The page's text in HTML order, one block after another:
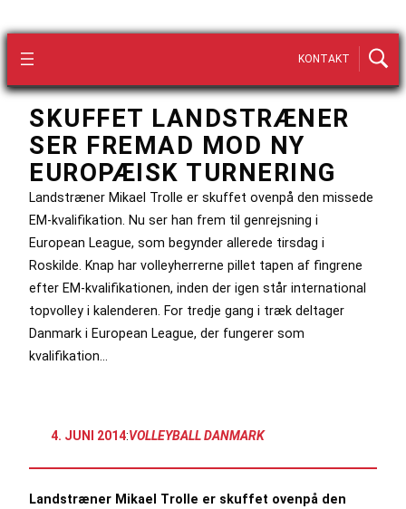
KONTAKT
SKUFFET LANDSTRÆNER
SER FREMAD MOD NY
EUROPÆISK TURNERING
Landstræner Mikael Trolle er skuffet ovenpå den missede
EM-kvalifikation. Nu ser han frem til genrejsning i
European League, som begynder allerede tirsdag i
Roskilde. Knap har volleyherrerne pillet tapen af fingrene
efter EM-kvalifikationen, inden der igen står international
topvolley i kalenderen. For tredje gang i træk deltager
Danmark i European League, der fungerer som
kvalifikation…
4. JUNI 2014:VOLLEYBALL DANMARK
Landstræner Mikael Trolle er skuffet ovenpå den